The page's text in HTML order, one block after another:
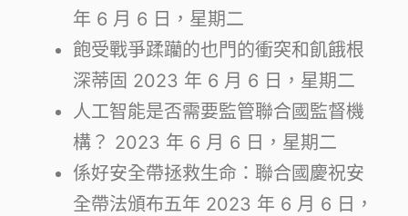
年 6 月 6 日，星期二
飽受戰爭蹂躪的也門的衝突和飢餓根
深蒂固 2023 年 6 月 6 日，星期二
人工智能是否需要監管聯合國監督機
構？ 2023 年 6 月 6 日，星期二
係好安全帶拯救生命：聯合國慶祝安
全帶法頒布五年 2023 年 6 月 6 日，